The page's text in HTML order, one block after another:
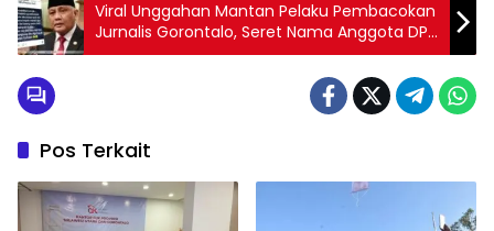
Viral Unggahan Mantan Pelaku Pembacokan
Jurnalis Gorontalo, Seret Nama Anggota DPR
RI Rusli Habibie
Pos Terkait